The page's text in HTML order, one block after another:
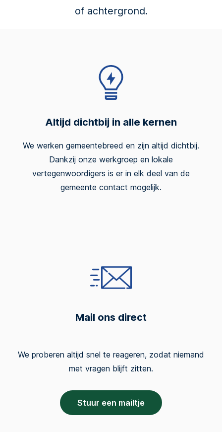
of achtergrond.
Altijd dichtbij in alle kernen
We werken gemeentebreed en zijn altijd dichtbij.
Dankzij onze werkgroep en lokale
vertegenwoordigers is er in elk deel van de
gemeente contact mogelijk.
Mail ons direct
We proberen altijd snel te reageren, zodat niemand
met vragen blijft zitten.
Stuur een mailtje